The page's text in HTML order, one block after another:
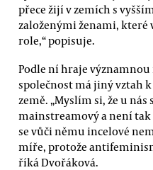
přece žijí v zemích s
založenými ženami, které
role,“ popisuje.
Podle ní hraje významnou
společnost má jiný vztah
země. „Myslím si, že u
mainstreamový a není tak
se vůči němu incelové
míře, protože
říká Dvořáková.